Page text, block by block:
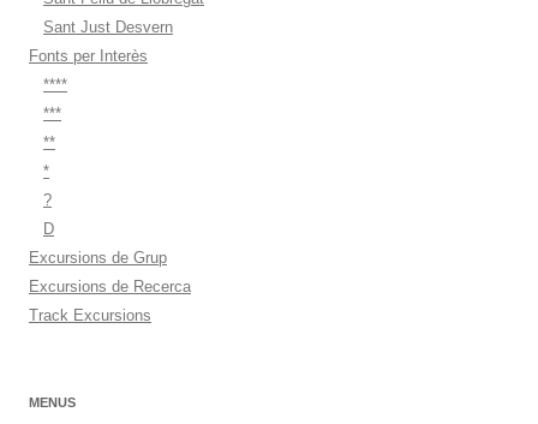
Sant Just Desvern
Fonts per Interès
****
***
**
*
?
D
Excursions de Grup
Excursions de Recerca
Track Excursions
MENUS